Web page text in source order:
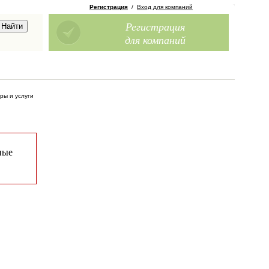
Регистрация / Вход для компаний
Регистрация
для компаний
и услуги